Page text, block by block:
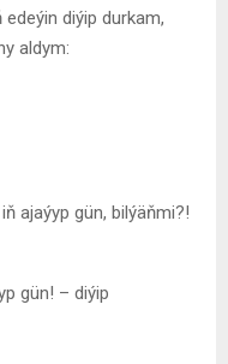
diýip durkam,
aldym:
ajaýyp gün, bilýäňmi?!
gün! – diýip